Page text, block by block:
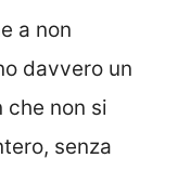
a non
davvero un
non si
senza